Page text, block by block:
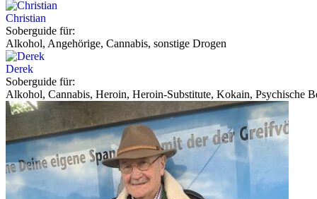
Christian
Soberguide für:
Alkohol, Angehörige, Cannabis, sonstige Drogen
Derek
Soberguide für:
Alkohol, Cannabis, Heroin, Heroin-Substitute, Kokain, Psychische